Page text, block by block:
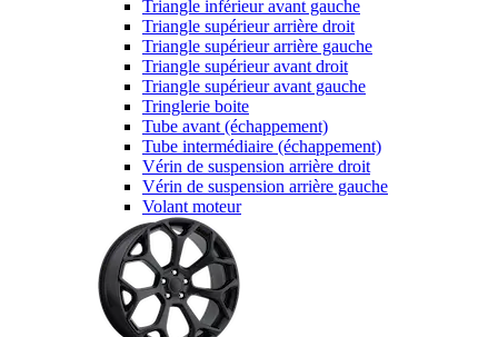
Triangle inférieur avant gauche
Triangle supérieur arrière droit
Triangle supérieur arrière gauche
Triangle supérieur avant droit
Triangle supérieur avant gauche
Tringlerie boite
Tube avant (échappement)
Tube intermédiaire (échappement)
Vérin de suspension arrière droit
Vérin de suspension arrière gauche
Volant moteur